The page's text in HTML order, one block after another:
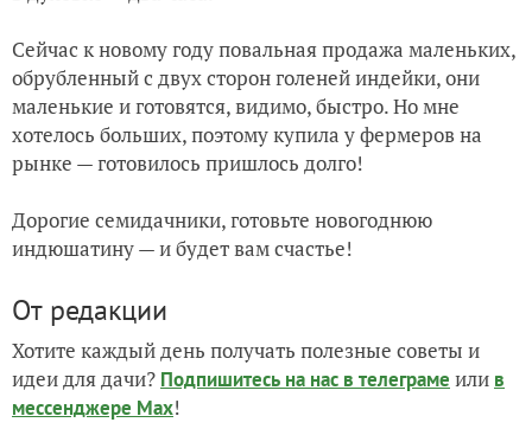
Сейчас к новому году повальная продажа маленьких,
обрубленный с двух сторон голеней индейки, они
маленькие и готовятся, видимо, быстро. Но мне
хотелось больших, поэтому купила у фермеров на
рынке — готовилось пришлось долго!
Дорогие семидачники, готовьте новогоднюю
индюшатину — и будет вам счастье!
От редакции
Хотите каждый день получать полезные советы и
идеи для дачи? Подпишитесь на нас в телеграме или в
мессенджере Max!